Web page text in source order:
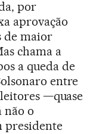
por
aprovação
de maior
chama a
a queda de
entre
—quase
não o
presidente